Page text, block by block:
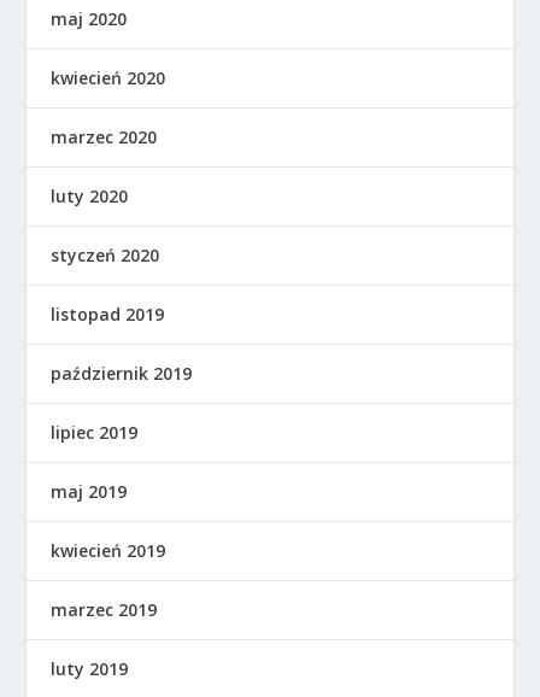
maj 2020
kwiecień 2020
marzec 2020
luty 2020
styczeń 2020
listopad 2019
październik 2019
lipiec 2019
maj 2019
kwiecień 2019
marzec 2019
luty 2019